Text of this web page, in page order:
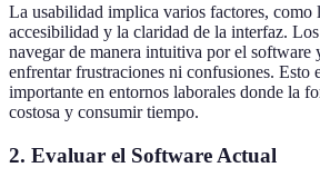
La usabilidad implica varios factores, como
accesibilidad y la claridad de la interfaz.
navegar de manera intuitiva por el software
enfrentar frustraciones ni confusiones. Esto
importante en entornos laborales donde la
costosa y consumir tiempo.
2. Evaluar el Software Actual